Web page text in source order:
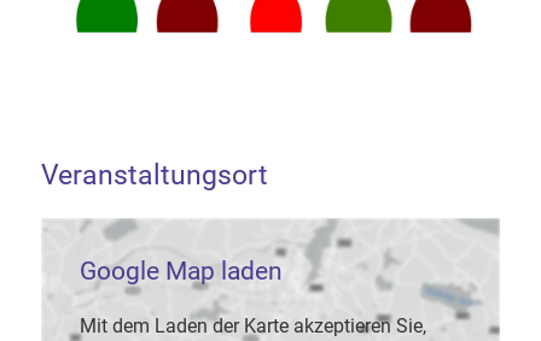
Veranstaltungsort
Google Map laden
Mit dem Laden der Karte akzeptieren Sie,